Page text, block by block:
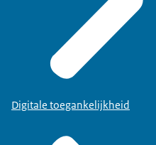
Digitale toegankelijkheid